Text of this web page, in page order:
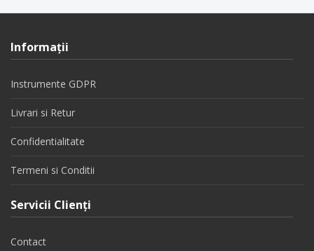
Informaţii
Instrumente GDPR
Livrari si Retur
Confidentialitate
Termeni si Conditii
Servicii Clienţi
Contact